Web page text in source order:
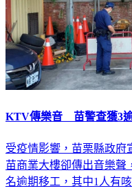
KTV傳樂音 苗警查獲3逾
受疫情影響，苗栗縣政府
苗商業大樓卻傳出音樂聲
名逾期移工，其中1人有